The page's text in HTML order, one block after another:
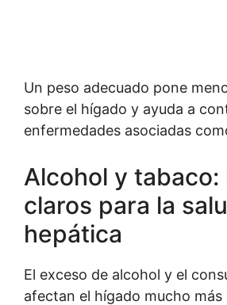
Un peso adecuado pone
sobre el hígado y ayuda a
enfermedades asociadas
Alcohol y tabaco:
claros para la
hepática
El exceso de alcohol y el
afectan el hígado mucho más